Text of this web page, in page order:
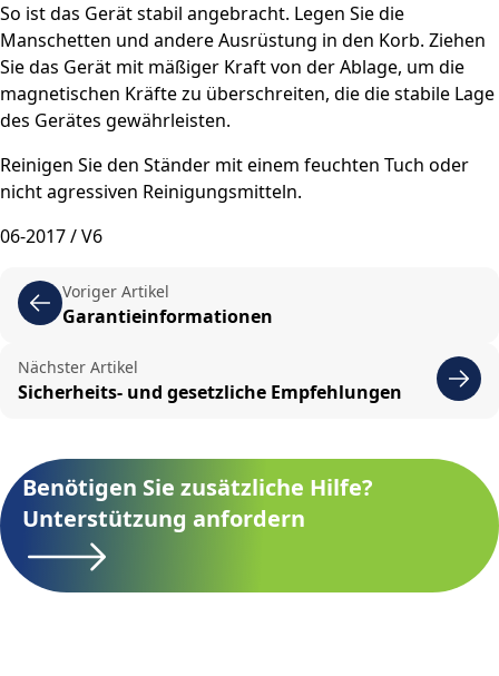
So ist das Gerät stabil angebracht. Legen Sie die
Manschetten und andere Ausrüstung in den Korb. Ziehen
Sie das Gerät mit mäßiger Kraft von der Ablage, um die
magnetischen Kräfte zu überschreiten, die die stabile Lage
des Gerätes gewährleisten.
Reinigen Sie den Ständer mit einem feuchten Tuch oder
nicht agressiven Reinigungsmitteln.
06-2017 / V6
Voriger Artikel
Garantieinformationen
Nächster Artikel
Sicherheits- und gesetzliche Empfehlungen
Benötigen Sie zusätzliche Hilfe?
Unterstützung anfordern